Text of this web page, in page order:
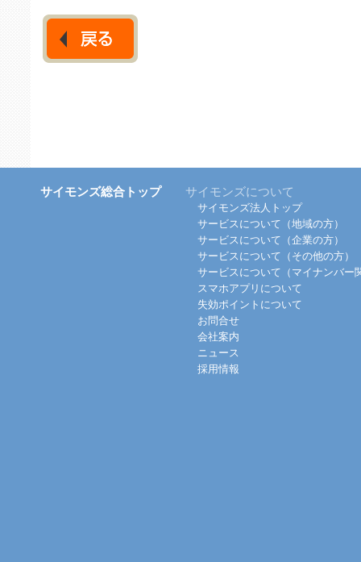
サイモンズ総合トップ サイモンズについて
サイモンズ法人トップ
サービスについて（地域の方）
サービスについて（企業の方）
サービスについて（その他の方）
サービスについて（マイナンバー
スマホアプリについて
失効ポイントについて
お問合せ
会社案内
ニュース
採用情報